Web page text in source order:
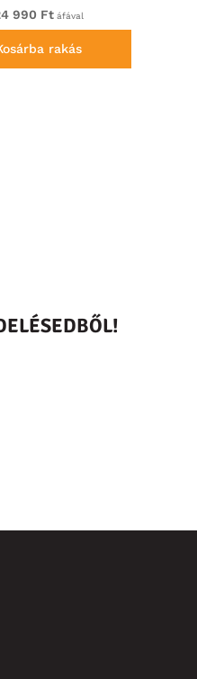
990 Ftáfával
rakás